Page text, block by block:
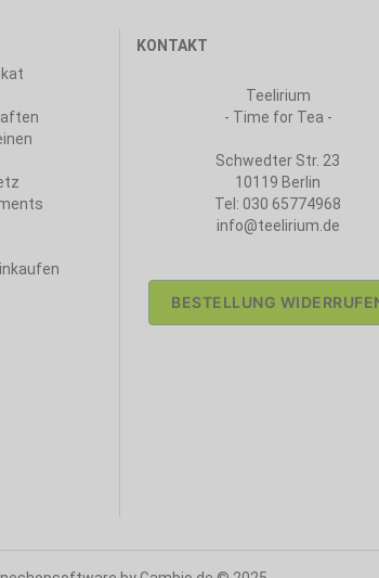
KONTAKT
Teelirium
- Time for Tea -
Schwedter Str. 23
10119 Berlin
Tel: 030 65774968
info@teelirium.de
BESTELLUNG